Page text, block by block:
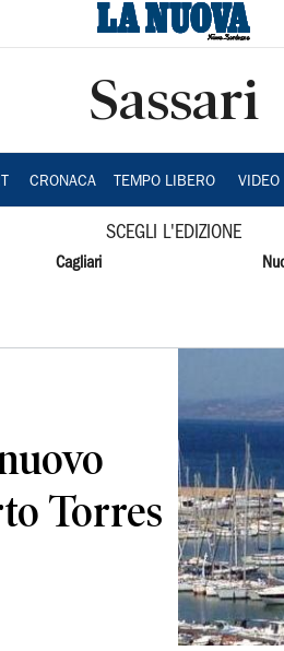
Sassari
CRONACA TEMPO LIBERO VIDEO
SCEGLI L'EDIZIONE
Cagliari
Torres